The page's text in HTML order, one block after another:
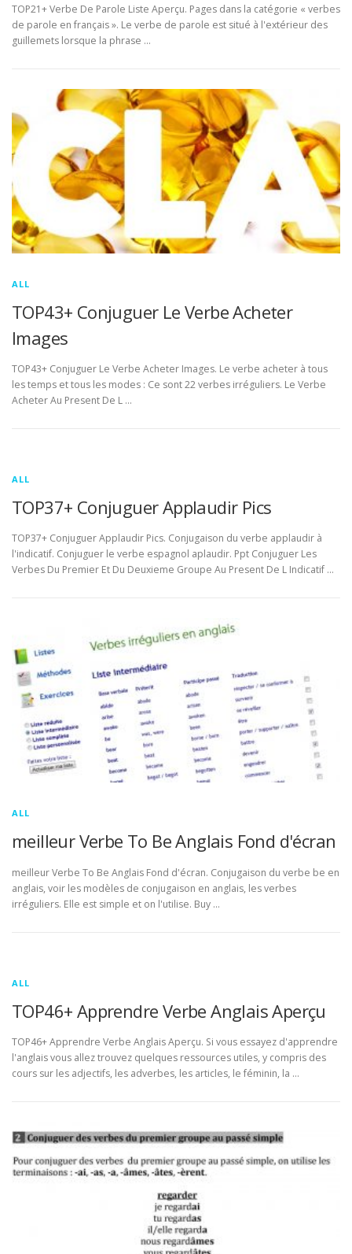
TOP21+ Verbe De Parole Liste Aperçu. Pages dans la catégorie « verbes
de parole en français ». Le verbe de parole est situé à l'extérieur des
guillemets lorsque la phrase …
ALL
TOP43+ Conjuguer Le Verbe Acheter
Images
TOP43+ Conjuguer Le Verbe Acheter Images. Le verbe acheter à tous
les temps et tous les modes : Ce sont 22 verbes irréguliers. Le Verbe
Acheter Au Present De L …
ALL
TOP37+ Conjuguer Applaudir Pics
TOP37+ Conjuguer Applaudir Pics. Conjugaison du verbe applaudir à
l'indicatif. Conjuguer le verbe espagnol aplaudir. Ppt Conjuguer Les
Verbes Du Premier Et Du Deuxieme Groupe Au Present De L Indicatif …
ALL
meilleur Verbe To Be Anglais Fond d'écran
meilleur Verbe To Be Anglais Fond d'écran. Conjugaison du verbe be en
anglais, voir les modèles de conjugaison en anglais, les verbes
irréguliers. Elle est simple et on l'utilise. Buy …
ALL
TOP46+ Apprendre Verbe Anglais Aperçu
TOP46+ Apprendre Verbe Anglais Aperçu. Si vous essayez d'apprendre
l'anglais vous allez trouvez quelques ressources utiles, y compris des
cours sur les adjectifs, les adverbes, les articles, le féminin, la …